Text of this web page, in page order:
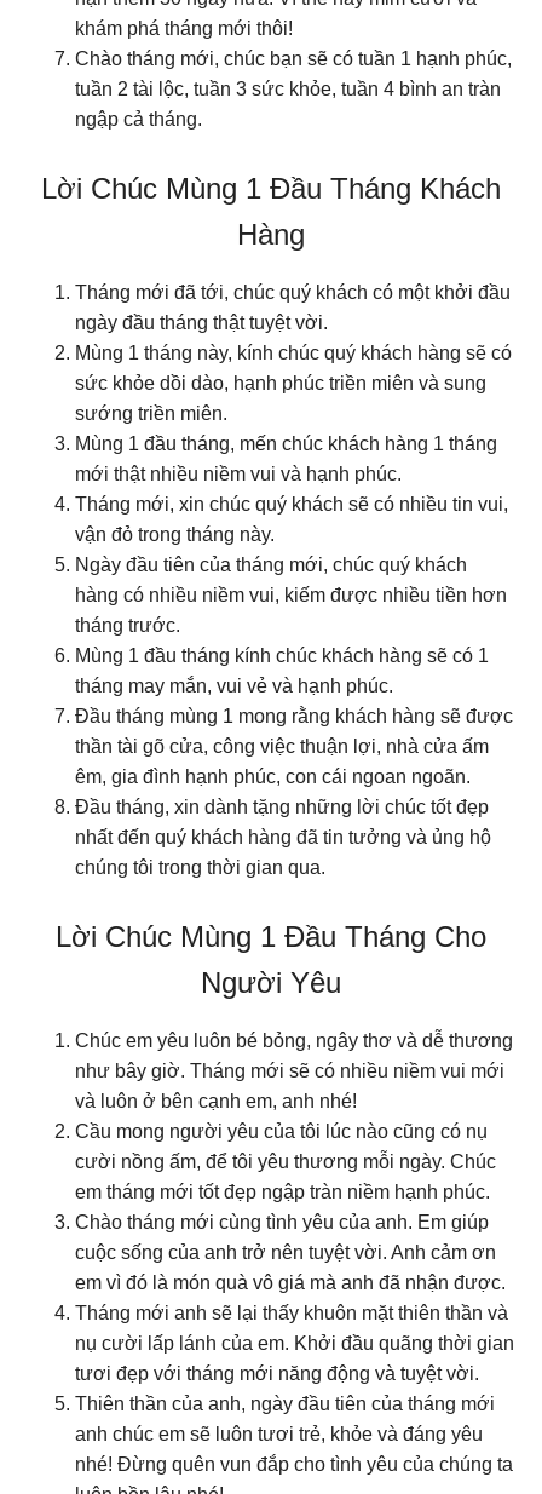
khám phá tháng mới thôi!
Chào tháng mới, chúc bạn sẽ có tuần 1 hạnh phúc,
tuần 2 tài lộc, tuần 3 sức khỏe, tuần 4 bình an tràn
ngập cả tháng.
Lời Chúc Mùng 1 Đầu Tháng Khách
Hàng
Tháng mới đã tới, chúc quý khách có một khởi đầu
ngày đầu tháng thật tuyệt vời.
Mùng 1 tháng này, kính chúc quý khách hàng sẽ có
sức khỏe dồi dào, hạnh phúc triền miên và sung
sướng triền miên.
Mùng 1 đầu tháng, mến chúc khách hàng 1 tháng
mới thật nhiều niềm vui và hạnh phúc.
Tháng mới, xin chúc quý khách sẽ có nhiều tin vui,
vận đỏ trong tháng này.
Ngày đầu tiên của tháng mới, chúc quý khách
hàng có nhiều niềm vui, kiếm được nhiều tiền hơn
tháng trước.
Mùng 1 đầu tháng kính chúc khách hàng sẽ có 1
tháng may mắn, vui vẻ và hạnh phúc.
Đầu tháng mùng 1 mong rằng khách hàng sẽ được
thần tài gõ cửa, công việc thuận lợi, nhà cửa ấm
êm, gia đình hạnh phúc, con cái ngoan ngoãn.
Đầu tháng, xin dành tặng những lời chúc tốt đẹp
nhất đến quý khách hàng đã tin tưởng và ủng hộ
chúng tôi trong thời gian qua.
Lời Chúc Mùng 1 Đầu Tháng Cho
Người Yêu
Chúc em yêu luôn bé bỏng, ngây thơ và dễ thương
như bây giờ. Tháng mới sẽ có nhiều niềm vui mới
và luôn ở bên cạnh em, anh nhé!
Cầu mong người yêu của tôi lúc nào cũng có nụ
cười nồng ấm, để tôi yêu thương mỗi ngày. Chúc
em tháng mới tốt đẹp ngập tràn niềm hạnh phúc.
Chào tháng mới cùng tình yêu của anh. Em giúp
cuộc sống của anh trở nên tuyệt vời. Anh cảm ơn
em vì đó là món quà vô giá mà anh đã nhận được.
Tháng mới anh sẽ lại thấy khuôn mặt thiên thần và
nụ cười lấp lánh của em. Khởi đầu quãng thời gian
tươi đẹp với tháng mới năng động và tuyệt vời.
Thiên thần của anh, ngày đầu tiên của tháng mới
anh chúc em sẽ luôn tươi trẻ, khỏe và đáng yêu
nhé! Đừng quên vun đắp cho tình yêu của chúng ta